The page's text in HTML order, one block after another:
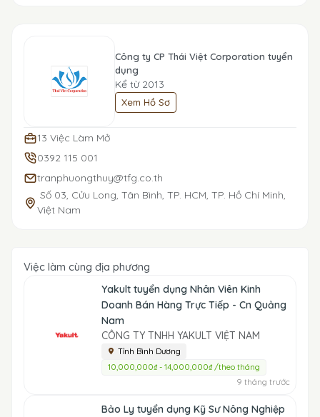
Công ty CP Thái Việt Corporation tuyển
dụng
Kể từ 2013
Xem Hồ Sơ
13 Việc Làm Mở
0392 115 001
tranphuongthuy@tfg.co.th
Số 03, Cửu Long, Tân Bình, TP. HCM, TP. Hồ Chí Minh,
Việt Nam
Việc làm cùng địa phương
Yakult tuyển dụng Nhân Viên Kinh
Doanh Bán Hàng Trực Tiếp - Cn Quảng
Nam
CÔNG TY TNHH YAKULT VIỆT NAM
Tỉnh Bình Dương
10,000,000₫ - 14,000,000₫ /theo tháng
9 tháng trước
Bảo Ly tuyển dụng Kỹ Sư Nông Nghiệp